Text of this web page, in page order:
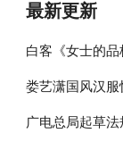
最新更新
白客《女士的
伴侣程梁温暖治
娄艺潇国风汉
彰显时尚包容性
广电总局起草